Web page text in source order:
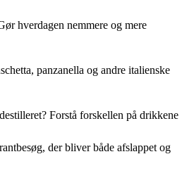
hverdagen nemmere og mere
panzanella og andre italienske
Forstå forskellen på drikkene
der bliver både afslappet og